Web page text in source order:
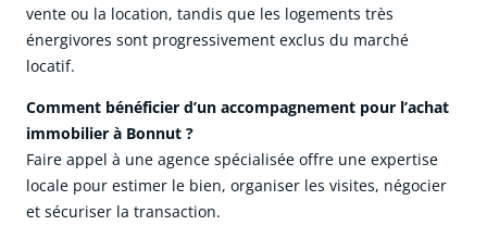
vente ou la location, tandis que les logements très
énergivores sont progressivement exclus du marché
locatif.
Comment bénéficier d’un accompagnement pour l’achat
immobilier à Bonnut ?
Faire appel à une agence spécialisée offre une expertise
locale pour estimer le bien, organiser les visites, négocier
et sécuriser la transaction.